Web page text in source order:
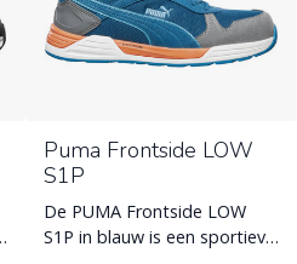
Puma Frontside LOW
S1P
De PUMA Frontside LOW
S1P in blauw is een sportieve